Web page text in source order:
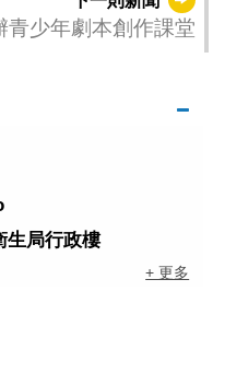
青少年劇本創作課堂
生局行政樓
+ 更多